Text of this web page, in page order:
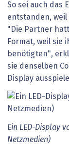
So sei auch das
entstanden,
"Die Partner
Format, weil sie
benötigten",
sie denselben
Display
Ein LED-Display
Netzmedien)